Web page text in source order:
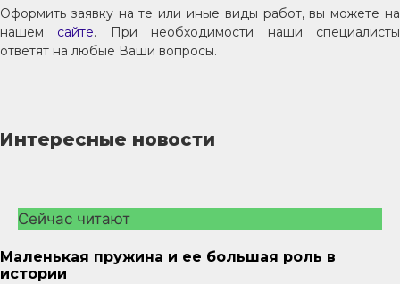
Оформить заявку на те или иные виды работ, вы можете на
нашем сайте. При необходимости наши специалисты
ответят на любые Ваши вопросы.
Интересные новости
Сейчас читают
Маленькая пружина и ее большая роль в
истории